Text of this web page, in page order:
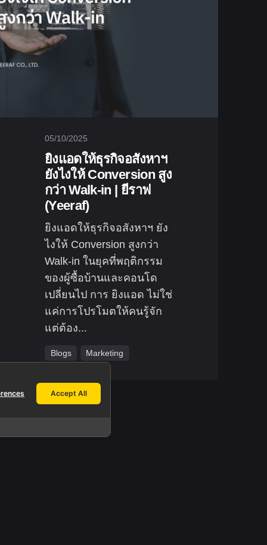
05/10/2025
ยิงแอดให้ธุรกิจอสังหาฯ
ยังไงให้ Conversion สูง
กว่า Walk-in | ยีราฟ
(Yeeraf)
ยิงแอดให้ธุรกิจอสังหาฯ ยัง
ไงให้ Conversion สูงกว่า
Walk-in ในยุคที่พฤติกรรม
ของผู้ซื้อบ้านและคอนโด
เปลี่ยนไป การ ยิงแอด ไม่ใช่
แค่การโปรโมตให้คนรู้จัก
แต่ต้อง...
Blogs Marketing
Accept All